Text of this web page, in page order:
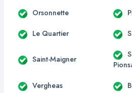
Orsonnette
Le Quartier
Saint-Maigner
Vergheas